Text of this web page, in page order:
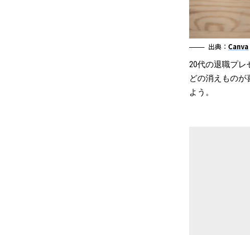
出典： Canva
20代の退職プレ
どの消えものが
よう。